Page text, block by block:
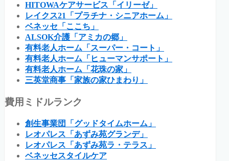
HITOWAケアサービス「イリーゼ」
レイクス21「プラチナ・シニアホーム」
ベネッセ「ここち」
ALSOK介護「アミカの郷」
有料老人ホーム「スーパー・コート」
有料老人ホーム「ヒューマンサポート」
有料老人ホーム「花珠の家」
三英堂商事「家族の家ひまわり」
費用ミドルランク
創生事業団「グッドタイムホーム」
レオパレス「あずみ苑グランデ」
レオパレス「あずみ苑ラ・テラス」
ベネッセスタイルケア